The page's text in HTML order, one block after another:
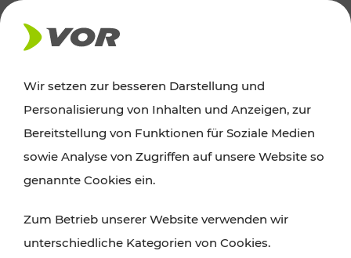
AKTUELLES
News
Alle wichtigen Meldungen zu Fahrplanänderungen,
finden Sie hier im Überblick.
Wir setzen zur besseren Darstellung und
Personalisierung von Inhalten und Anzeigen, zur
Bereitstellung von Funktionen für Soziale Medien
sowie Analyse von Zugriffen auf unsere Website so
genannte Cookies ein.
Zum Betrieb unserer Website verwenden wir
unterschiedliche Kategorien von Cookies.